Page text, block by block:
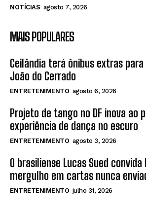
NOTÍCIAS agosto 7, 2026
MAIS POPULARES
Ceilândia terá ônibus extras para
João do Cerrado
ENTRETENIMENTO agosto 6, 2026
Projeto de tango no DF inova ao
experiência de dança no escuro
ENTRETENIMENTO agosto 3, 2026
O brasiliense Lucas Sued
mergulho em cartas nunca
ENTRETENIMENTO julho 31, 2026